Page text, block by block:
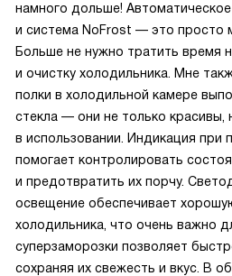
намного дольше!
и система NoFrost — это просто
Больше не нужно тратить время
и очистку холодильника. Мне
полки в холодильной камере
стекла — они не только красивы,
в использовании. Индикация при
помогает контролировать
и предотвратить их порчу.
освещение обеспечивает
холодильника, что очень важно
суперзаморозки позволяет
сохраняя их свежесть и вкус. В